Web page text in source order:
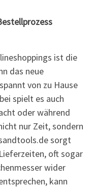
ist die
das neue
von zu Hause
spielt es auch
oder während
nur Zeit, sondern
sorgt
oft sogar
wider
kann